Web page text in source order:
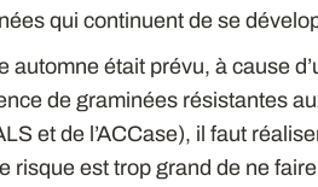
qui continuent de se
automne était prévu, à cause
de graminées résistantes
et de l’ACCase), il faut
risque est trop grand de ne faire